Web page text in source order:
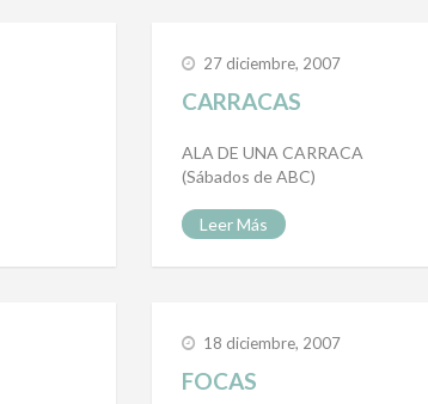
27 diciembre, 2007
CARRACAS
ALA DE UNA CARRACA
(Sábados de ABC)
Leer Más
18 diciembre, 2007
FOCAS